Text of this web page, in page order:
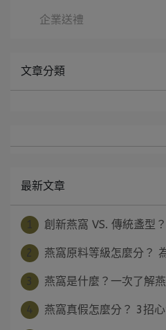
企業送禮
文章分類
最新文章
創新燕窩 VS. 傳統盞型
燕窩原料等級怎麼分？
燕窩是什麼？一次了解
燕窩真假怎麼分？ 3招心